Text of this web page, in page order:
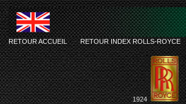
RETOUR ACCUEIL-RETOUR INDEX ROLLS-ROYCE
1924